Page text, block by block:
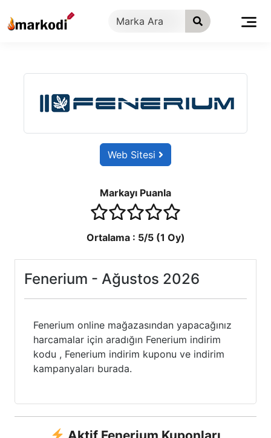
geç
Web Sitesi
Markayı Puanla
4 stars
3 stars
2 stars
1 stars
Ortalama : 5/5 (1 Oy)
Fenerium - Ağustos 2026
Fenerium online mağazasından yapacağınız
harcamalar için aradığın Fenerium indirim
kodu , Fenerium indirim kuponu ve indirim
kampanyaları burada.